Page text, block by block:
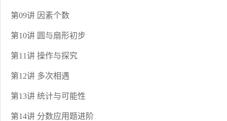
第09讲 因素个数
第10讲 圆与扇形初步
第11讲 操作与探究
第12讲 多次相遇
第13讲 统计与可能性
第14讲 分数应用题进阶